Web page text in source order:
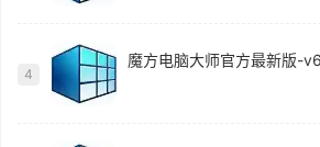
4
魔方电脑大师官方最新版-